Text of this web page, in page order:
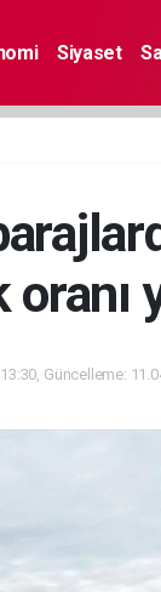
Siyaset
oranı
Güncelleme: